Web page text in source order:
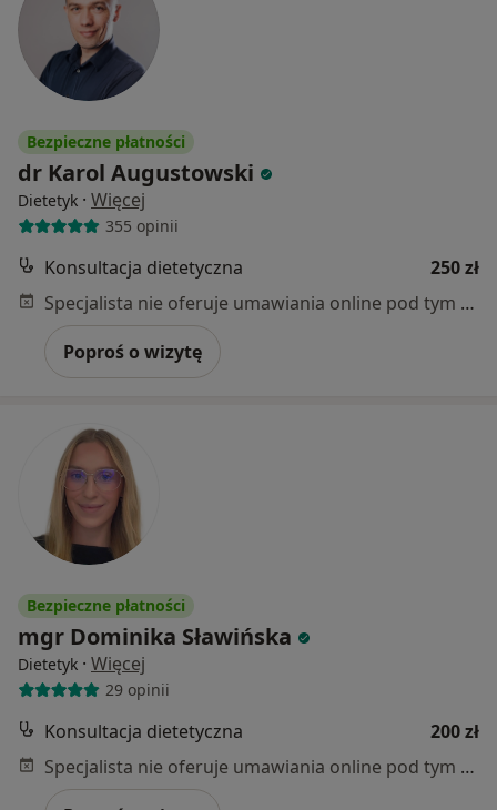
Bezpieczne płatności
dr Karol Augustowski
Dietetyk · Więcej
355 opinii
Konsultacja dietetyczna
250 zł
Specjalista nie oferuje umawiania online pod tym adresem.
Poproś o wizytę
Bezpieczne płatności
mgr Dominika Sławińska
Dietetyk · Więcej
29 opinii
Konsultacja dietetyczna
200 zł
Specjalista nie oferuje umawiania online pod tym adresem.